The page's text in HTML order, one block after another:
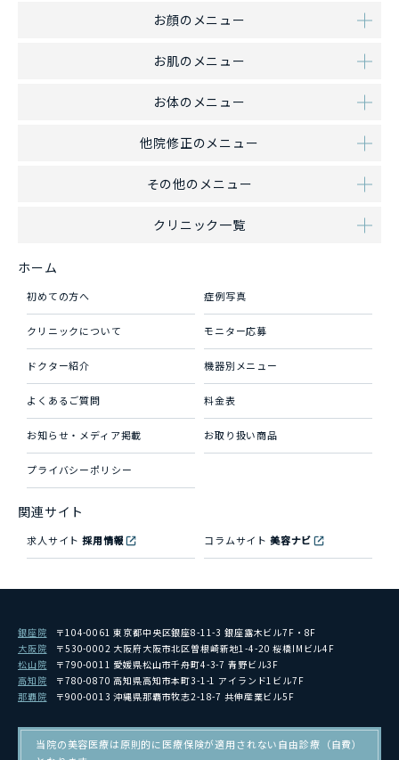
お顔のメニュー
お肌のメニュー
お体のメニュー
他院修正のメニュー
その他のメニュー
クリニック一覧
ホーム
初めての方へ 症例写真
クリニックについて モニター応募
ドクター紹介 機器別メニュー
よくあるご質問 料金表
お知らせ・メディア掲載 お取り扱い商品
プライバシーポリシー
関連サイト
求人サイト採用情報 コラムサイト 美容ナビ
銀座院
〒104-0061 東京都中央区銀座8-11-3 銀座露木ビル7F・8F
大阪院
〒530-0002 大阪府大阪市北区曽根崎新地1-4-20 桜橋IMビル4F
松山院
〒790-0011 愛媛県松山市千舟町4-3-7 青野ビル3F
高知院
〒780-0870 高知県高知市本町3-1-1 アイランド1ビル7F
那覇院
〒900-0013 沖縄県那覇市牧志2-18-7 共伸産業ビル5F
当院の美容医療は原則的に医療保険が適用されない自由診療（自費）